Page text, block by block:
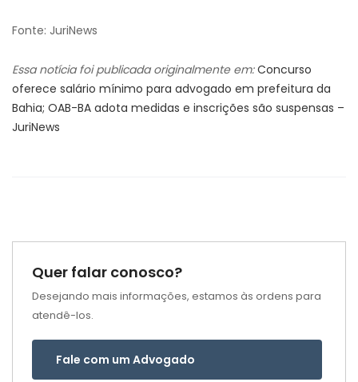
Fonte: JuriNews
Essa notícia foi publicada originalmente em: Concurso
oferece salário mínimo para advogado em prefeitura da
Bahia; OAB-BA adota medidas e inscrições são suspensas –
JuriNews
Quer falar conosco?
Desejando mais informações, estamos às ordens para
atendê-los.
Fale com um Advogado